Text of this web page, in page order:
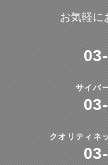
お気軽に
サイバ
クオリティネ